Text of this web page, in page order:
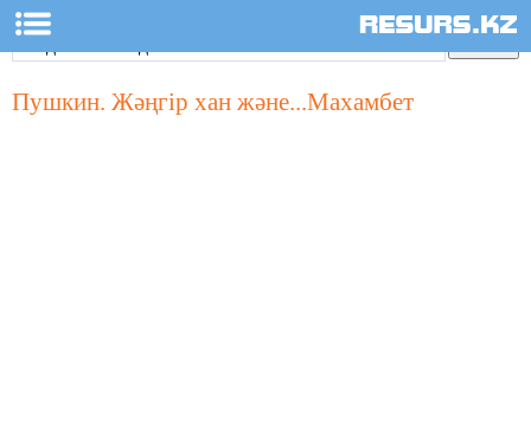
Пушкин. Жәңгір хан және...Махамбет